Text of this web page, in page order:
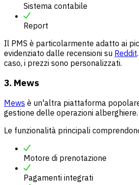
Sistema contabile
Report
Il PMS è particolarmente adatto ai
evidenziato dalle recensioni su Reddit
caso, i prezzi sono personalizzati.
3. Mews
Mews è un'altra piattaforma
gestione delle operazioni alberghiere.
Le funzionalità principali
Motore di prenotazione
Pagamenti integrati